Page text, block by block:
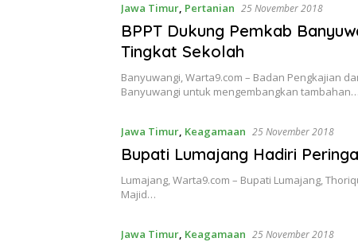
Jawa Timur, Pertanian 25 November 2018
BPPT Dukung Pemkab
Tingkat Sekolah
Banyuwangi, Warta9.com – Badan Pengkajian
Banyuwangi untuk mengembangkan tambahan…
Jawa Timur, Keagamaan 25 November 2018
Bupati Lumajang Hadiri
Lumajang, Warta9.com – Bupati Lumajang,
Majid…
Jawa Timur, Keagamaan 25 November 2018